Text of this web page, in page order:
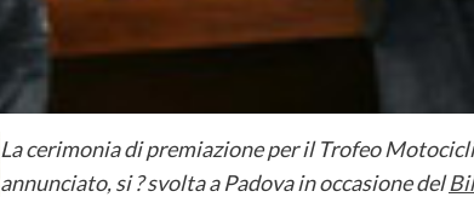
La cerimonia di premiazione per il Trofeo
annunciato, si ? svolta a Padova in occasione del